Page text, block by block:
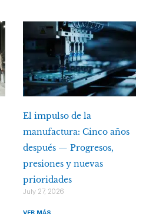
El impulso de la
manufactura: Cinco años
después — Progresos,
presiones y nuevas
prioridades
July 27, 2026